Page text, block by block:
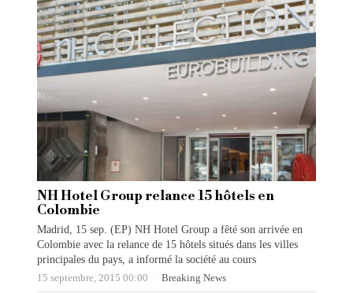
NH Hotel Group relance 15 hôtels en
Colombie
Madrid, 15 sep. (EP) NH Hotel Group a fêté son arrivée en
Colombie avec la relance de 15 hôtels situés dans les villes
principales du pays, a informé la société au cours
15 septembre, 2015 00:00 Breaking News